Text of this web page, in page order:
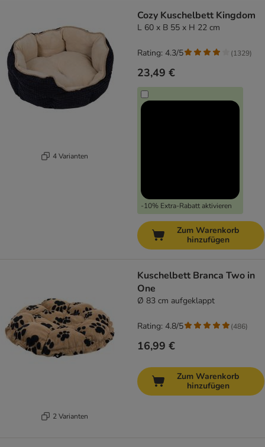
4 Varianten
Cozy Kuschelbett Kingdom
L 60 x B 55 x H 22 cm
23,49 €
-10% Extra-Rabatt aktivieren
Rating: 4.3/5 (1329)
Zum Warenkorb
hinzufügen
2 Varianten
Kuschelbett Branca Two in
One
Ø 83 cm aufgeklappt
16,99 €
Rating: 4.8/5 (486)
Zum Warenkorb
hinzufügen